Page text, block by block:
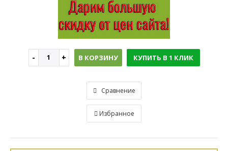
В КОРЗИНУ КУПИТЬ В 1 КЛИК
Сравнение
Избранное